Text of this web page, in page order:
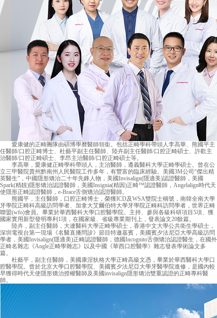
愛康健的正畸團隊由碩博學曆醫師領銜。包括正畸學科帶頭人李高華、熊國平主
任醫師/口腔正畸博士、杜藝平副主任醫師、陸卉副主任醫師/口腔正畸碩士、許歡主
治醫師/口腔正畸碩士、李昂主治醫師/口腔正畸碩士等。
李高華，愛康健正畸學科帶頭人，主治醫師，遵義醫科大學正畸學碩士。曾在公
立三甲醫院貴州黔南州人民醫院工作多年，有豐富的臨床經驗。美國3M公司“傑出精
英醫生”，中國隱形矯治二十年先鋒人物，美國Invisalign(隱適美)認證醫師，美國
Spark(精靚)隱形矯治認證醫師，美國Insignia(精因)正畸™認證醫師，Angelalign時代天
使隱形正畸認證醫師，e-Brace舌側矯治認證醫師。
熊國平，主任醫師，口腔正畸博士，榮獲ICD及WSA雙院士稱號，南韓全南大學
牙學院正畸科高級訪問學者、加拿大艾爾伯特大學牙學院正畸科訪問學者，世界正畸
聯盟(wfo)會員。畢業於華西醫科大學口腔醫學院。主持、參與各級科研項目5項、獲
國家實用新型發明專利1項，在國家級、省級專業期刊上，發表論文20餘篇。
陸卉，副主任醫師，大連醫科大學正畸學碩士，香港中文大學公共衛生學碩士，
深圳電視台第一現場《名醫直播問診》節目特邀嘉賓，美國賓夕法尼亞大學高級訪問
學者，美國Invisalign(隱適美)正畸認證醫師，德國Incognito舌側矯治認證醫生，在國外
正畸名雜志《Angle正畸學雜志》以及中國《華西口腔醫學》雜志發表學術論文多
篇。
杜藝平，副主任醫師，美國康涅狄格大學正畸高級文憑，畢業於華西醫科大學口
腔醫學院。曾於北京大學口腔醫學院、美國賓夕法尼亞大學牙醫學院進修，是國內較
早獲得時代天使隱形矯治授權醫師及美國invisalign隱形矯治雙重認證的正畸專科醫
師。